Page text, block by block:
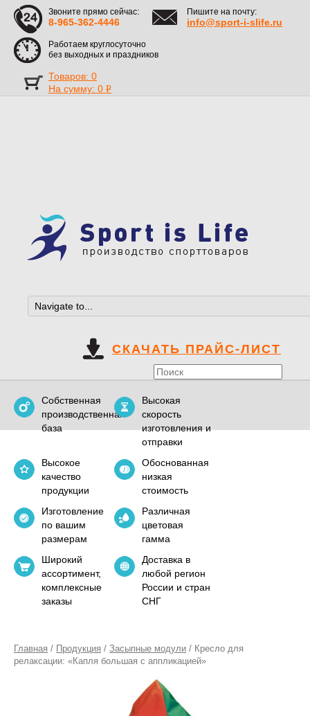
Звоните прямо сейчас:
8-965-362-4446
Пишите на почту:
info@sport-i-slife.ru
Работаем круглосуточно
без выходных и праздников
Товаров: 0
На сумму: 0 Р
СКАЧАТЬ ПРАЙС-ЛИСТ
Собственная
производственная
база
Высокая
скорость
изготовления и
отправки
Высокое
качество
продукции
Обоснованная
низкая
стоимость
Изготовление
по вашим
размерам
Различная
цветовая
гамма
Широкий
ассортимент,
комплексные
заказы
Доставка в
любой регион
России и стран
СНГ
Главная / Продукция / Засыпные модули / Кресло для
релаксации: «Капля большая с аппликацией»